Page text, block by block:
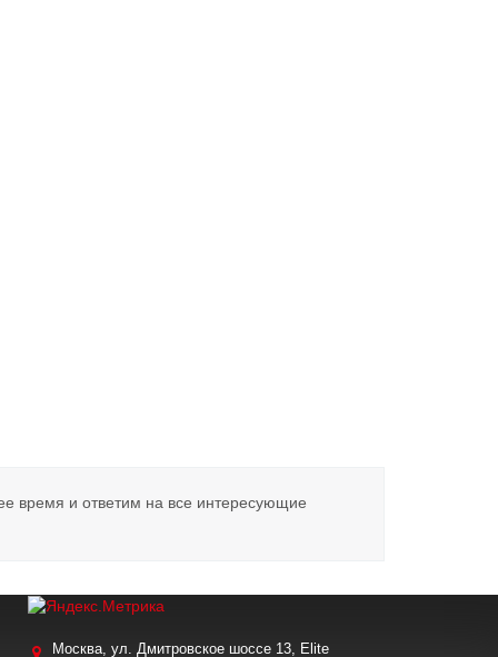
время и ответим на все интересующие
Москва, ул. Дмитровское шоссе 13, Elite